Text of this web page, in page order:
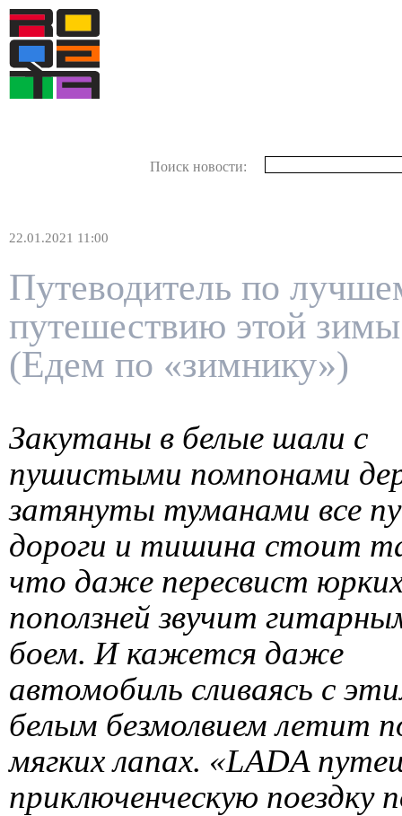
Поиск новости:
22.01.2021 11:00
Путеводитель по
путешествию этой зимы
(Едем по «зимнику»)
Закутаны в белые шали с
пушистыми помпонами
затянуты туманами все
дороги и тишина стоит
что даже пересвист
поползней звучит
боем. И кажется даже
автомобиль сливаясь с
белым безмолвием летит
мягких лапах. «LADA
приключенческую поездку